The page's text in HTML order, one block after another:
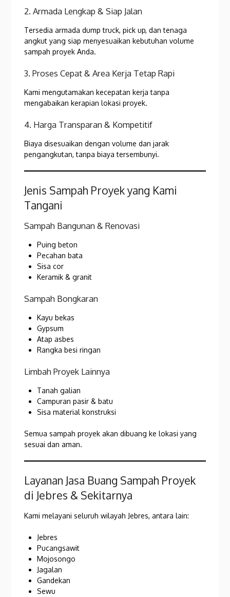
2. Armada Lengkap & Siap Jalan
Tersedia armada dump truck, pick up, dan tenaga
angkut yang siap menyesuaikan kebutuhan volume
sampah proyek Anda.
3. Proses Cepat & Area Kerja Tetap Rapi
Kami mengutamakan kecepatan kerja tanpa
mengabaikan kerapian lokasi proyek.
4. Harga Transparan & Kompetitif
Biaya disesuaikan dengan volume dan jarak
pengangkutan, tanpa biaya tersembunyi.
Jenis Sampah Proyek yang Kami
Tangani
Sampah Bangunan & Renovasi
Puing beton
Pecahan bata
Sisa cor
Keramik & granit
Sampah Bongkaran
Kayu bekas
Gypsum
Atap asbes
Rangka besi ringan
Limbah Proyek Lainnya
Tanah galian
Campuran pasir & batu
Sisa material konstruksi
Semua sampah proyek akan dibuang ke lokasi yang
sesuai dan aman.
Layanan Jasa Buang Sampah Proyek
di Jebres & Sekitarnya
Kami melayani seluruh wilayah Jebres, antara lain:
Jebres
Pucangsawit
Mojosongo
Jagalan
Gandekan
Sewu